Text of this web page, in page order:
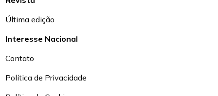
Última edição
Interesse Nacional
Contato
Política de Privacidade